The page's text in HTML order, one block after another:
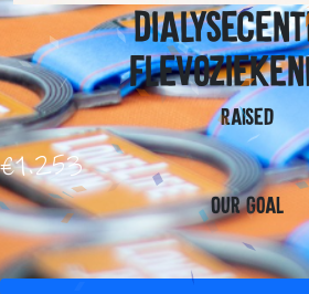
Raised
€1.253
Our Goal